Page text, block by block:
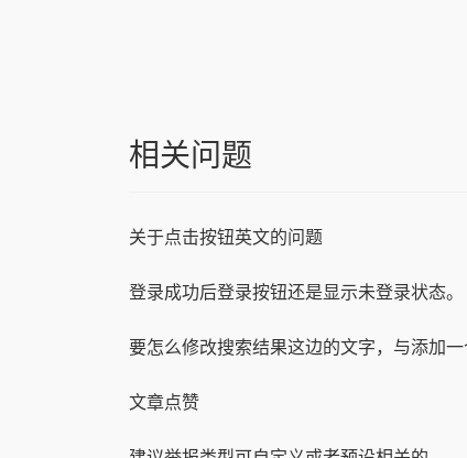
相关问题
关于点击按钮英文的问题
登录成功后登录按钮还是显示未登录状态。
文章点赞